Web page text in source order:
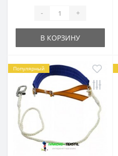
- +
В КОРЗИНУ
Популярный